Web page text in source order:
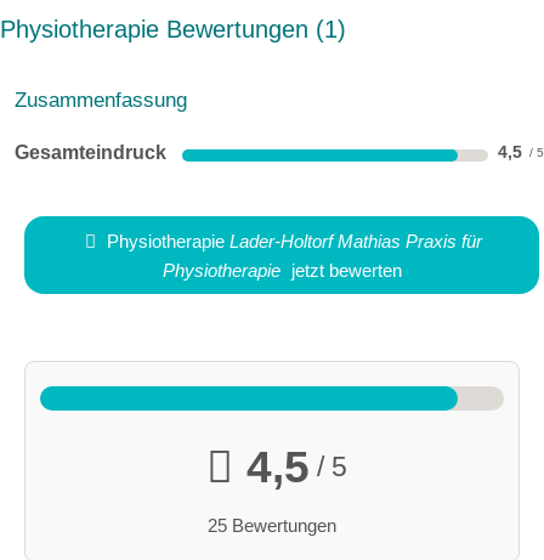
Physiotherapie Bewertungen 1
Zusammenfassung
Gesamteindruck 4,5
Physiotherapie Lader-Holtorf Mathias Praxis für
Physiotherapie
jetzt bewerten
4,5 / 5
25 Bewertungen